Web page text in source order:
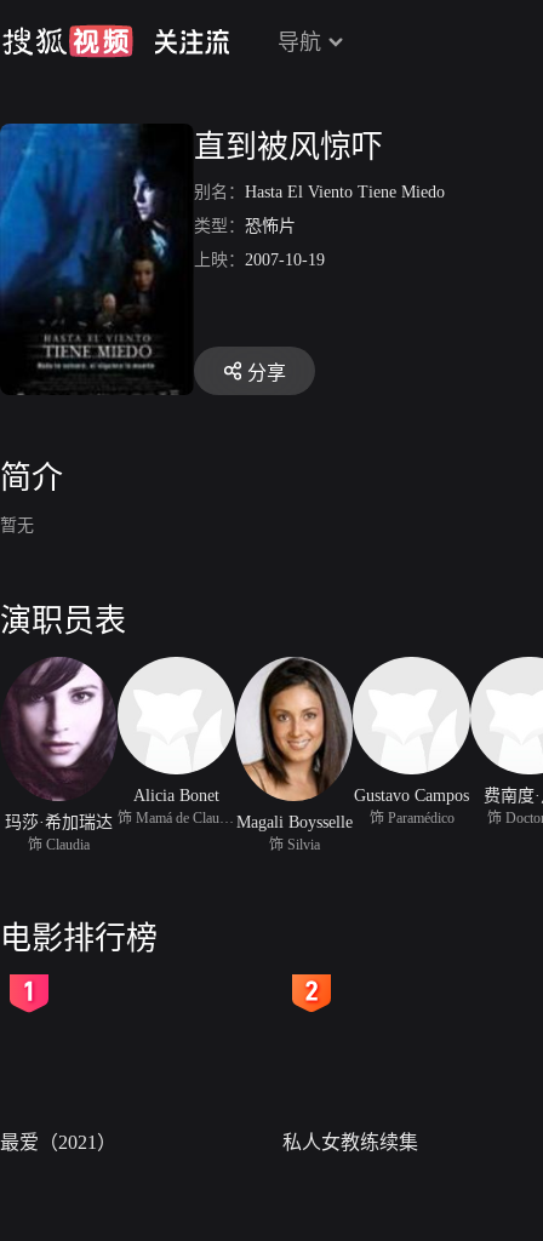
导航
直到被风惊吓
别名： Hasta El Viento Tiene Miedo
类型： 恐怖片
上映： 2007-10-19
分享
简介
暂无
演职员表
玛莎·希加瑞达
饰 Claudia
Alicia Bonet
饰 Mamá de Claudia Magali Boysselle
饰 Silvia
Gustavo Campos
饰 Paramédico
费南度
饰
电影排行榜
最爱（2021） 私人女教练续集